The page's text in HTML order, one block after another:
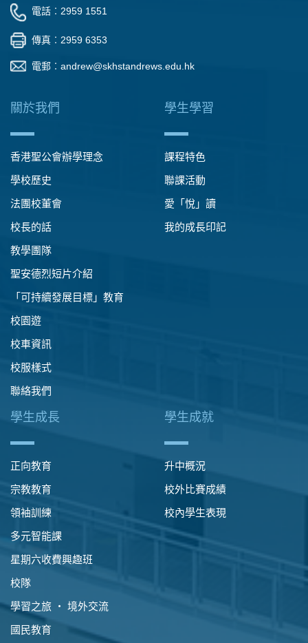
電話︰2959 1551
傳真︰2959 6353
電郵︰ andrew@skhstandrews.edu.hk
關於我們
香港聖公會辦學理念
學校歷史
法團校董會
校長的話
教學團隊
聖安德烈短片介紹
「可持續發展目標」教育
校園遊
校車資訊
校服樣式
聯絡我們
學生學習
課程特色
聯課活動
愛「悅」讀
我的成長印記
學生成長
正向教育
宗教教育
領袖訓練
多元智能課
星期六收費興趣班
校隊
學習之旅 ‧ 境外交流
國民教育
學生成就
升中概況
校外比賽成績
校內學生表現